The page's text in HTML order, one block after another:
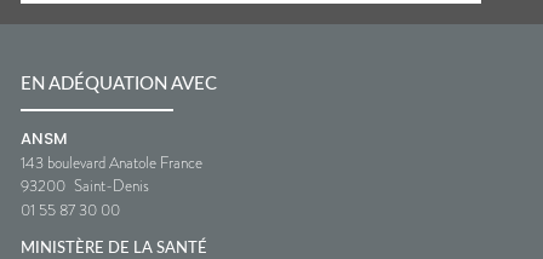
EN ADÉQUATION AVEC
ANSM
143 boulevard Anatole France
93200 Saint-Denis
01 55 87 30 00
MINISTÈRE DE LA SANTÉ